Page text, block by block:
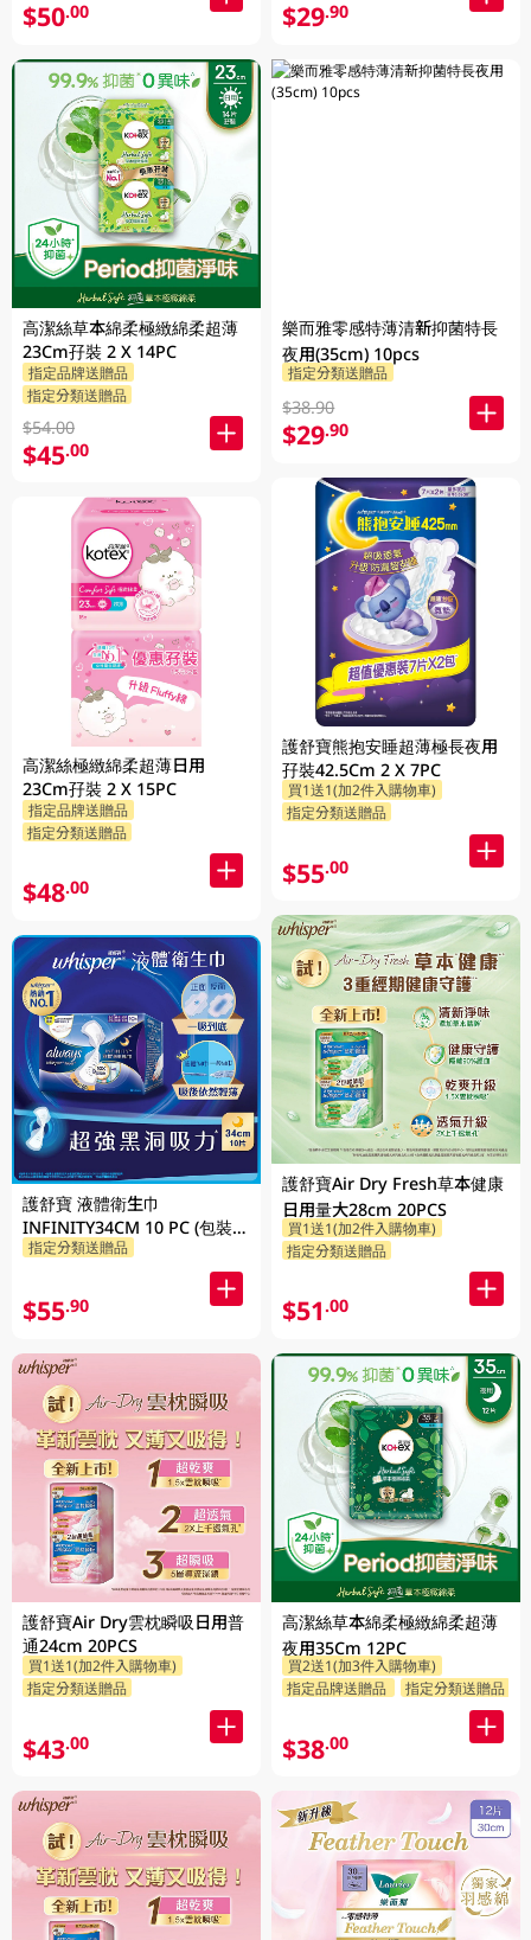
$50.00
高潔絲草本綿柔極緻綿柔超薄
23Cm孖裝 2 X 14PC
指定品牌送贈品
指定分類送贈品
$54.00
$45.00
高潔絲極緻綿柔超薄日用
23Cm孖裝 2 X 15PC
指定品牌送贈品
指定分類送贈品
$48.00
護舒寶 液體衛生巾
INFINITY34CM 10 PC (包裝隨
機發放)
指定分類送贈品
$55.90
護舒寶Air Dry雲枕瞬吸日用普
通24cm 20PCS
買1送1(加2件入購物車)
指定分類送贈品
$43.00
$29.90
樂而雅零感特薄清新抑菌特長
夜用(35cm) 10pcs
指定分類送贈品
$38.90
$29.90
護舒寶熊抱安睡超薄極長夜用
孖裝42.5Cm 2 X 7PC
買1送1(加2件入購物車)
指定分類送贈品
$55.00
護舒寶Air Dry Fresh草本健康
日用量大28cm 20PCS
買1送1(加2件入購物車)
指定分類送贈品
$51.00
高潔絲草本綿柔極緻綿柔超薄
夜用35Cm 12PC
買2送1(加3件入購物車)
指定品牌送贈品
指定分類送贈品
$38.00